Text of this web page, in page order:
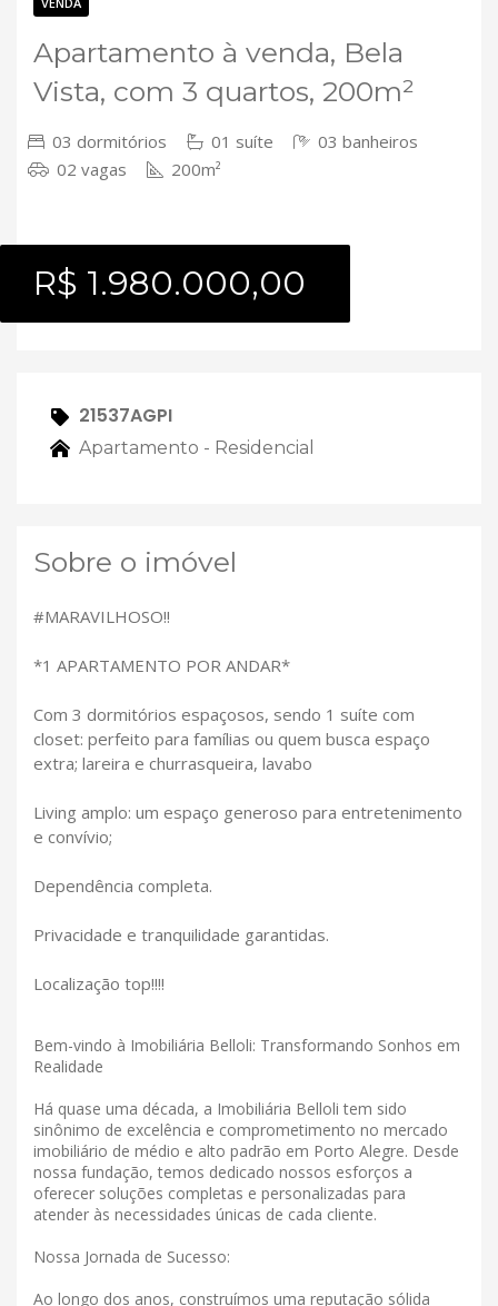
Apartamento à venda, Bela
Vista, com 3 quartos, 200m²
03 dormitórios 01 suíte
03 banheiros
02 vagas
200m²
R$ 1.980.000,00
21537AGPI
Apartamento - Residencial
Sobre o imóvel
#MARAVILHOSO!!
*1 APARTAMENTO POR ANDAR*
Com 3 dormitórios espaçosos, sendo 1 suíte com
closet: perfeito para famílias ou quem busca espaço
extra; lareira e churrasqueira, lavabo
Living amplo: um espaço generoso para entretenimento
e convívio;
Dependência completa.
Privacidade e tranquilidade garantidas.
Localização top!!!!
Bem-vindo à Imobiliária Belloli: Transformando Sonhos em
Realidade
Há quase uma década, a Imobiliária Belloli tem sido
sinônimo de excelência e comprometimento no mercado
imobiliário de médio e alto padrão em Porto Alegre. Desde
nossa fundação, temos dedicado nossos esforços a
oferecer soluções completas e personalizadas para
atender às necessidades únicas de cada cliente.
Nossa Jornada de Sucesso:
Ao longo dos anos, construímos uma reputação sólida